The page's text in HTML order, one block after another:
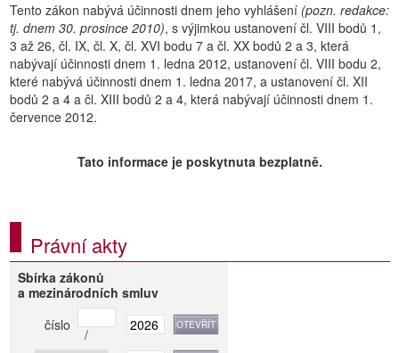
Tento zákon nabývá účinnosti dnem jeho vyhlášení (pozn. redakce:
tj. dnem 30. prosince 2010), s výjimkou ustanovení čl. VIII bodů 1,
3 až 26, čl. IX, čl. X, čl. XVI bodu 7 a čl. XX bodů 2 a 3, která
nabývají účinnosti dnem 1. ledna 2012, ustanovení čl. VIII bodu 2,
které nabývá účinnosti dnem 1. ledna 2017, a ustanovení čl. XII
bodů 2 a 4 a čl. XIII bodů 2 a 4, která nabývají účinnosti dnem 1.
července 2012.
Tato informace je poskytnuta bezplatně.
Právní akty
Sbírka zákonů
a mezinárodních smluv
číslo
/